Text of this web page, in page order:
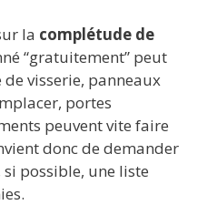
la complétude de
“gratuitement” peut
visserie, panneaux
portes
peuvent vite faire
donc de demander
possible, une liste